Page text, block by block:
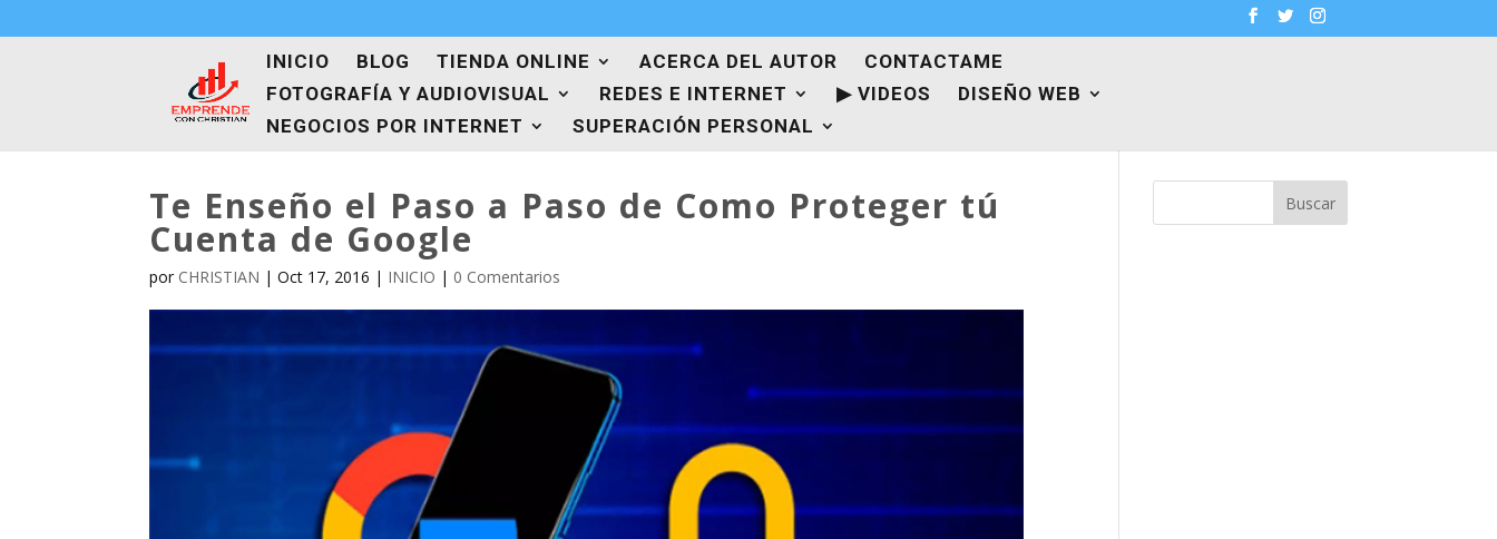
INICIO BLOG TIENDA ONLINE ACERCA DEL AUTOR
CONTACTAME
FOTOGRAFÍA Y AUDIOVISUAL
REDES E INTERNET ▶ VIDEOS
DISEÑO WEB
NEGOCIOS POR INTERNET
SUPERACIÓN PERSONAL
Te Enseño el Paso a Paso de Como Proteger tú
Cuenta de Google
por CHRISTIAN |Oct 17, 2016 | INICIO | 0 Comentarios
Buscar